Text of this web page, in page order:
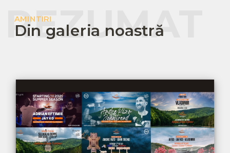
AMINTIRI
Din galeria noastră
REZUMAT